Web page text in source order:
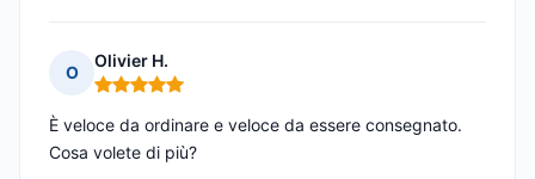
O
Olivier H.
Nota: 5 su 5
È veloce da ordinare e veloce da essere consegnato.
Cosa volete di più?